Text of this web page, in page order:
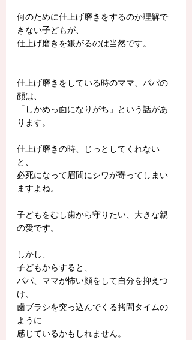
何のために仕上げ磨きをするのか理解で
きない子どもが、
仕上げ磨きを嫌がるのは当然です。
仕上げ磨きをしている時のママ、パパの
顔は、
「しかめっ面になりがち」という話があ
ります。
仕上げ磨きの時、じっとしてくれない
と、
必死になって眉間にシワが寄ってしまい
ますよね。
子どもをむし歯から守りたい、大きな親
の愛です。
しかし、
子どもからすると、
パパ、ママが怖い顔をして自分を抑えつ
け、
歯ブラシを突っ込んでくる拷問タイムの
ように
感じているかもしれません。